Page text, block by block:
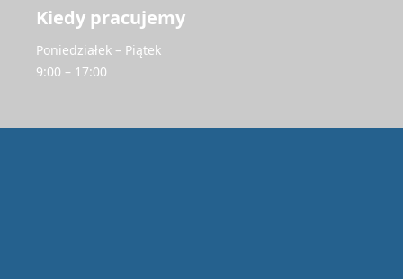
Kiedy pracujemy
Poniedziałek – Piątek
9:00 – 17:00